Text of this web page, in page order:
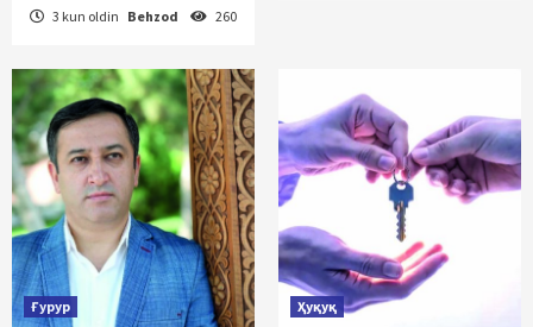
3 kun oldin Behzod 260
Ғурур Ҳуқуқ